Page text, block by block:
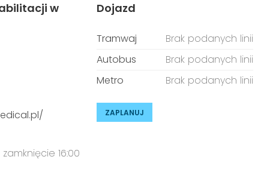
w
16:00
Dojazd
Tramwaj
Brak podanych linii
Autobus
Brak podanych linii
Metro
Brak podanych linii
ZAPLANUJ